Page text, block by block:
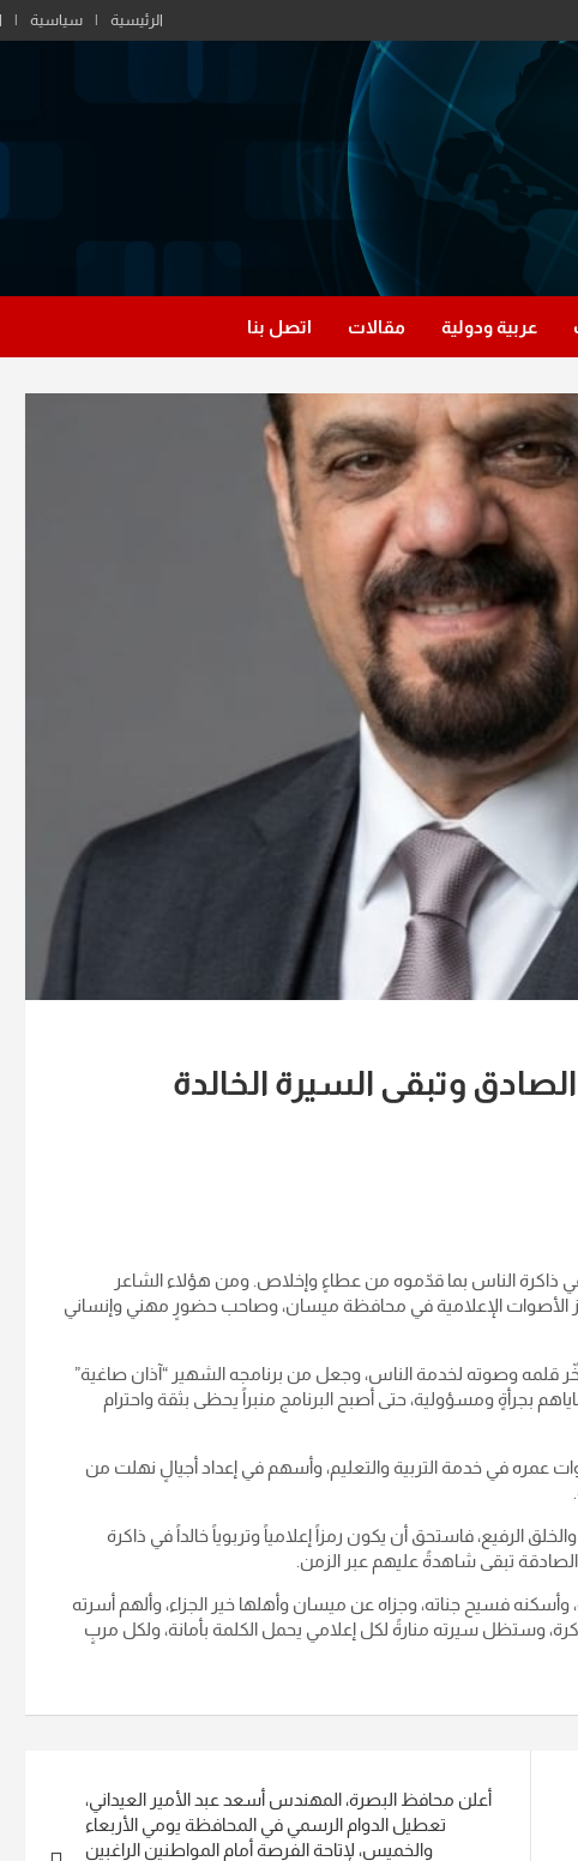
الرئيسية سياسية
عربية ودولية مقالات اتصل بنا
وتبقى السيرة الخالدة
الناس بما قدّموه من عطاءٍ وإخلاص. ومن هؤلاء الشاعر
الأصوات الإعلامية في محافظة ميسان، وصاحب حضورٍ مهني وإنساني
قلمه وصوته لخدمة الناس، وجعل من برنامجه الشهير “آذان صاغية”
بجرأةٍ ومسؤولية، حتى أصبح البرنامج منبراً يحظى بثقة واحترام
عمره في خدمة التربية والتعليم، وأسهم في إعداد أجيالٍ نهلت من
الرفيع، فاستحق أن يكون رمزاً إعلامياً وتربوياً خالداً في ذاكرة
تبقى شاهدةً عليهم عبر الزمن.
فسيح جناته، وجزاه عن ميسان وأهلها خير الجزاء، وألهم أسرته
وستظل سيرته منارةً لكل إعلامي يحمل الكلمة بأمانة، ولكل مربٍ
أعلن محافظ البصرة، المهندس أسعد عبد الأمير العيداني،
تعطيل الدوام الرسمي في المحافظة يومي الأربعاء
والخميس، لإتاحة الفرصة أمام المواطنين الراغبين